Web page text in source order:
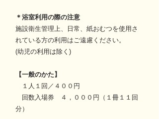
＊浴室利用の際の注意
施設衛生管理上、日常、紙おむつを使用さ
れている方の利用はご遠慮ください。
(幼児の利用は除く)
【一般のかた】
１人１回／４００円
回数入場券 ４，０００円（１冊１１回
分）